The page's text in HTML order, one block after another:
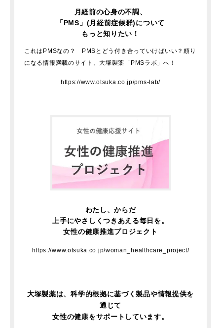
月経前の心身の不調、
「PMS」(月経前症候群)について
もっと知りたい！
これはPMSなの？ PMSとどう付き合っていけばいい？ 頼り
になる情報満載のサイト、大塚製薬「PMSラボ」へ！
https://www.otsuka.co.jp/pms-lab/
わたし、からだ
上手にやさしくつきあえる毎日を。
女性の健康推進プロジェクト
https://www.otsuka.co.jp/woman_healthcare_project/
大塚製薬は、科学的根拠に基づく製品や情報提供を
通じて
女性の健康をサポートしています。